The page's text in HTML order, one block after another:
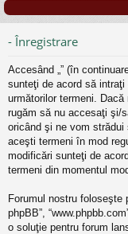
- Înregistrare
Accesând „” (în
sunteţi de acord să
următorilor termeni.
rugăm să nu accesaţi şi/
oricând şi ne vom
aceşti termeni în mod
modificări sunteţi de
termeni din momentul
Forumul nostru foloseşte
phpBB”,
o soluţie pentru forum